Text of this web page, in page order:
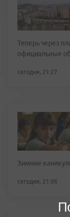
Теперь через
официальные
сегодня, 21:27
Зимние
сегодня, 21:06